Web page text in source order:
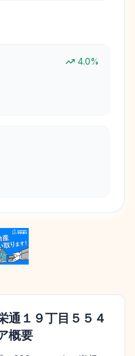
4.0%
通１９丁目５５４
概要